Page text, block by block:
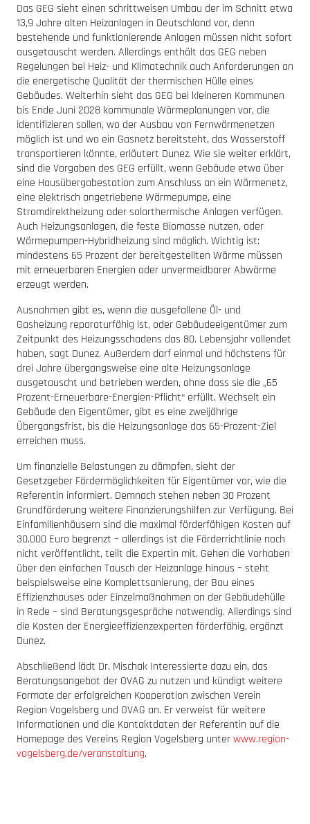
Das GEG sieht einen schrittweisen Umbau der im Schnitt etwa
13,9 Jahre alten Heizanlagen in Deutschland vor, denn
bestehende und funktionierende Anlagen müssen nicht sofort
ausgetauscht werden. Allerdings enthält das GEG neben
Regelungen bei Heiz- und Klimatechnik auch Anforderungen an
die energetische Qualität der thermischen Hülle eines
Gebäudes. Weiterhin sieht das GEG bei kleineren Kommunen
bis Ende Juni 2028 kommunale Wärmeplanungen vor, die
identifizieren sollen, wo der Ausbau von Fernwärmenetzen
möglich ist und wo ein Gasnetz bereitsteht, das Wasserstoff
transportieren könnte, erläutert Dunez. Wie sie weiter erklärt,
sind die Vorgaben des GEG erfüllt, wenn Gebäude etwa über
eine Hausübergabestation zum Anschluss an ein Wärmenetz,
eine elektrisch angetriebene Wärmepumpe, eine
Stromdirektheizung oder solarthermische Anlagen verfügen.
Auch Heizungsanlagen, die feste Biomasse nutzen, oder
Wärmepumpen-Hybridheizung sind möglich. Wichtig ist:
mindestens 65 Prozent der bereitgestellten Wärme müssen
mit erneuerbaren Energien oder unvermeidbarer Abwärme
erzeugt werden.
Ausnahmen gibt es, wenn die ausgefallene Öl- und
Gasheizung reparaturfähig ist, oder Gebäudeeigentümer zum
Zeitpunkt des Heizungsschadens das 80. Lebensjahr vollendet
haben, sagt Dunez. Außerdem darf einmal und höchstens für
drei Jahre übergangsweise eine alte Heizungsanlage
ausgetauscht und betrieben werden, ohne dass sie die „65
Prozent-Erneuerbare-Energien-Pflicht“ erfüllt. Wechselt ein
Gebäude den Eigentümer, gibt es eine zweijährige
Übergangsfrist, bis die Heizungsanlage das 65-Prozent-Ziel
erreichen muss.
Um finanzielle Belastungen zu dämpfen, sieht der
Gesetzgeber Fördermöglichkeiten für Eigentümer vor, wie die
Referentin informiert. Demnach stehen neben 30 Prozent
Grundförderung weitere Finanzierungshilfen zur Verfügung. Bei
Einfamilienhäusern sind die maximal förderfähigen Kosten auf
30.000 Euro begrenzt – allerdings ist die Förderrichtlinie noch
nicht veröffentlicht, teilt die Expertin mit. Gehen die Vorhaben
über den einfachen Tausch der Heizanlage hinaus – steht
beispielsweise eine Komplettsanierung, der Bau eines
Effizienzhauses oder Einzelmaßnahmen an der Gebäudehülle
in Rede – sind Beratungsgespräche notwendig. Allerdings sind
die Kosten der Energieeffizienzexperten förderfähig, ergänzt
Dunez.
Abschließend lädt Dr. Mischak Interessierte dazu ein, das
Beratungsangebot der OVAG zu nutzen und kündigt weitere
Formate der erfolgreichen Kooperation zwischen Verein
Region Vogelsberg und OVAG an. Er verweist für weitere
Informationen und die Kontaktdaten der Referentin auf die
Homepage des Vereins Region Vogelsberg unterwww.region-
vogelsberg.de/veranstaltung.